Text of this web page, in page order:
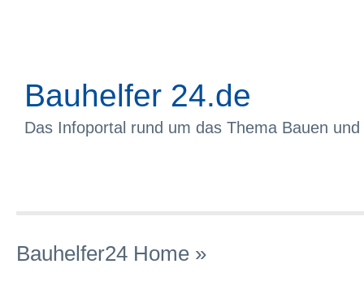
Bauhelfer 24.de
Das Infoportal rund um das Thema Bauen
Bauhelfer24 Home »